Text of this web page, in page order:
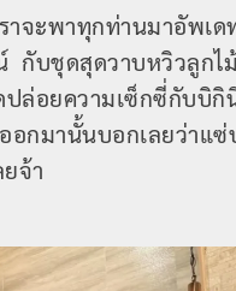
าจะพาทุกท่านมาอัพเ
กับชุดสุดวาบหวิวลูกไ
ล่อยความเซ็กซี่กับบิกิ
กมานั้นบอกเลยว่าแซ่
จ้า